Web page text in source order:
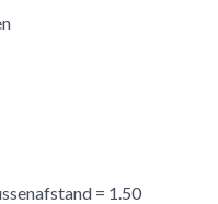
= 1.50